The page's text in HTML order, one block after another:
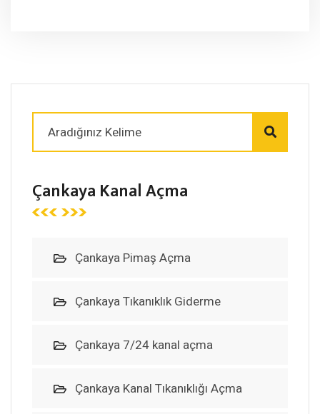
Çankaya Kanal Açma
Çankaya Pimaş Açma
Çankaya Tıkanıklık Giderme
Çankaya 7/24 kanal açma
Çankaya Kanal Tıkanıklığı Açma